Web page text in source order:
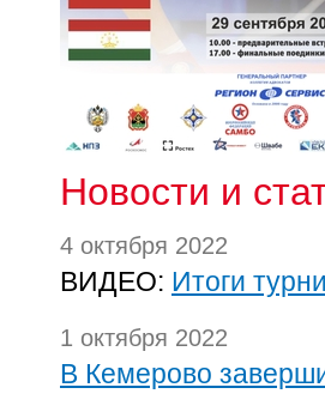
Новости и
4 октября 2022
ВИДЕО: Итоги
1 октября 2022
В Кемерово